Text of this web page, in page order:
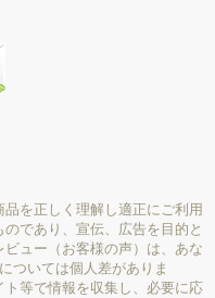
を正しく理解し適正にご利用
であり、宣伝、広告を目的と
ュー（お客様の声）は、あな
ついては個人差がありま
等で情報を収集し、必要に応